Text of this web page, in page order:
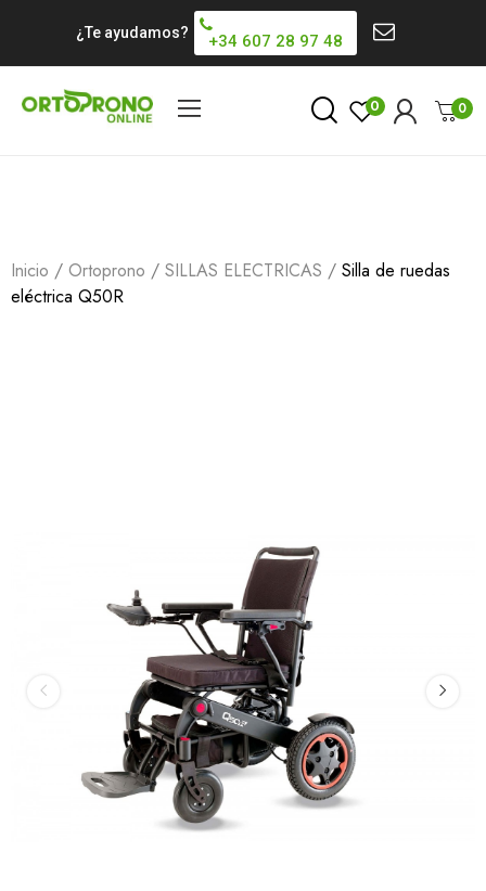
¿Te ayudamos? +34 607 28 97 48
0 0
Inicio Ortoprono SILLAS ELECTRICAS
Silla de ruedas
eléctrica Q50R